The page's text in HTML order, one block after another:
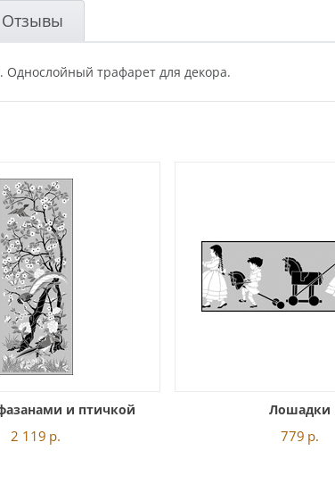
Отзывы
трафарет для декора.
и птичкой
2 119 р.
Лошадки
779 р.